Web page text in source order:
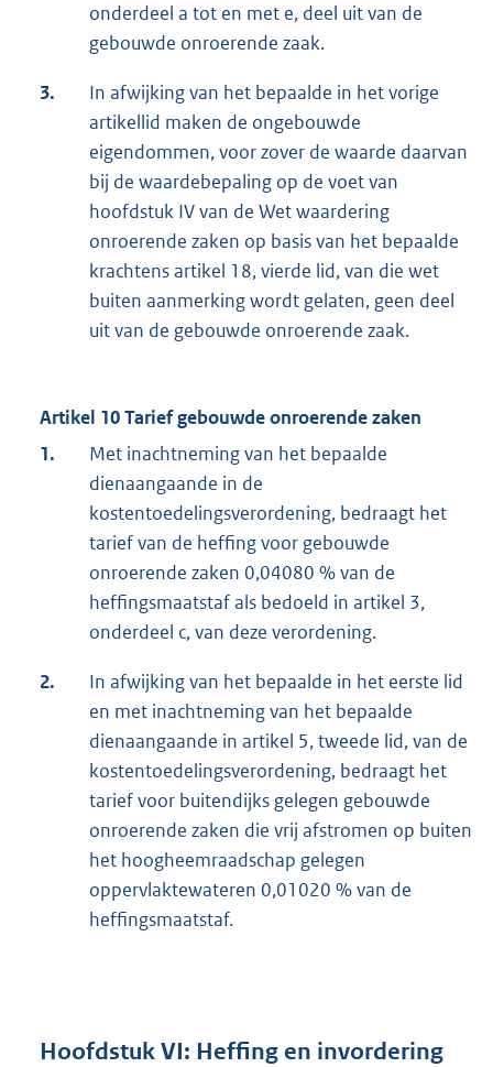
onderdeel a tot en met e, deel uit van de
gebouwde onroerende zaak.
3.
In afwijking van het bepaalde in het vorige
artikellid maken de ongebouwde
eigendommen, voor zover de waarde daarvan
bij de waardebepaling op de voet van
hoofdstuk IV van de Wet waardering
onroerende zaken op basis van het bepaalde
krachtens artikel 18, vierde lid, van die wet
buiten aanmerking wordt gelaten, geen deel
uit van de gebouwde onroerende zaak.
Artikel 10 Tarief gebouwde onroerende zaken
1.
Met inachtneming van het bepaalde
dienaangaande in de
kostentoedelingsverordening, bedraagt het
tarief van de heffing voor gebouwde
onroerende zaken 0,04080 % van de
heffingsmaatstaf als bedoeld in artikel 3,
onderdeel c, van deze verordening.
2.
In afwijking van het bepaalde in het eerste lid
en met inachtneming van het bepaalde
dienaangaande in artikel 5, tweede lid, van de
kostentoedelingsverordening, bedraagt het
tarief voor buitendijks gelegen gebouwde
onroerende zaken die vrij afstromen op buiten
het hoogheemraadschap gelegen
oppervlaktewateren 0,01020 % van de
heffingsmaatstaf.
Hoofdstuk VI: Heffing en invordering